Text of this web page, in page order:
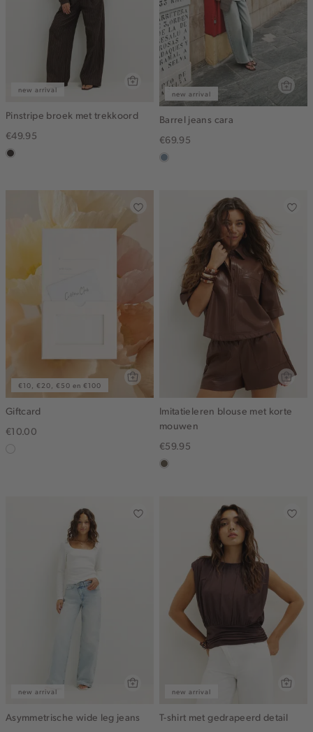
new arrival
Pinstripe broek met trekkoord
€49.95
choco
new arrival
Barrel jeans cara
€69.95
dusty
€10, €20, €50 en €100
Giftcard
€10.00
Imitatieleren blouse met korte
mouwen
€59.95
middenbruin
new arrival
Asymmetrische wide leg jeans
new arrival
T-shirt met gedrapeerd detail